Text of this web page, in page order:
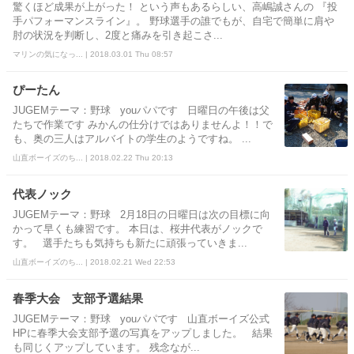
驚くほど成果が上がった！ という声もあるらしい、高嶋誠さんの 『投
手パフォーマンスライン』。 野球選手の誰でもが、自宅で簡単に肩や
肘の状況を判断し、2度と痛みを引き起こさ...
マリンの気になっ... | 2018.03.01 Thu 08:57
ぴーたん
JUGEMテーマ：野球 youパパです 日曜日の午後は父
たちで作業です みかんの仕分けではありませんよ！！で
も、奥の三人はアルバイトの学生のようですね。 ...
山直ボーイズのち... | 2018.02.22 Thu 20:13
代表ノック
JUGEMテーマ：野球 2月18日の日曜日は次の目標に向
かって早くも練習です。 本日は、桜井代表がノックで
す。 選手たちも気持ちも新たに頑張っていきま...
山直ボーイズのち... | 2018.02.21 Wed 22:53
春季大会 支部予選結果
JUGEMテーマ：野球 youパパです 山直ボーイズ公式
HPに春季大会支部予選の写真をアップしました。 結果
も同じくアップしています。 残念なが...